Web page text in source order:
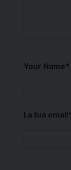
Your Name*
La tua email*